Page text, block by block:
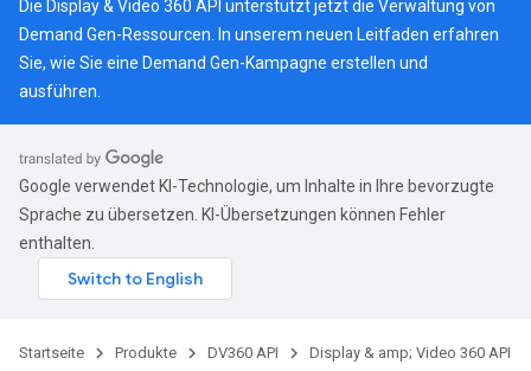
Die Display & Video 360 API unterstützt jetzt die Verwaltung von
Demand Gen-Ressourcen.
In unserem neuen Leitfaden erfahren
Sie, wie Sie eine Demand Gen-Kampagne erstellen und
ausführen.
Google verwendet KI-Technologie, um Inhalte in Ihre bevorzugte
Sprache zu übersetzen. KI-Übersetzungen können Fehler
enthalten.
Startseite Produkte DV360 API
Display & amp; Video 360 API